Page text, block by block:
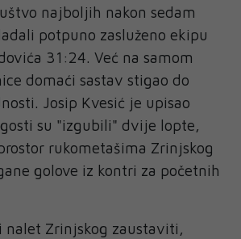
najboljih nakon sedam
potpuno zasluženo ekipu
31:24. Već na samom
domaći sastav stigao do
Josip Kvesić je upisao
su "izgubili" dvije lopte,
rukometašima Zrinjskog
golove iz kontri za početnih
nalet Zrinjskog zaustaviti,